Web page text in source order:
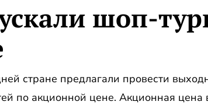
шоп-
стране предлагали провести
по акционной цене. Акционная цена